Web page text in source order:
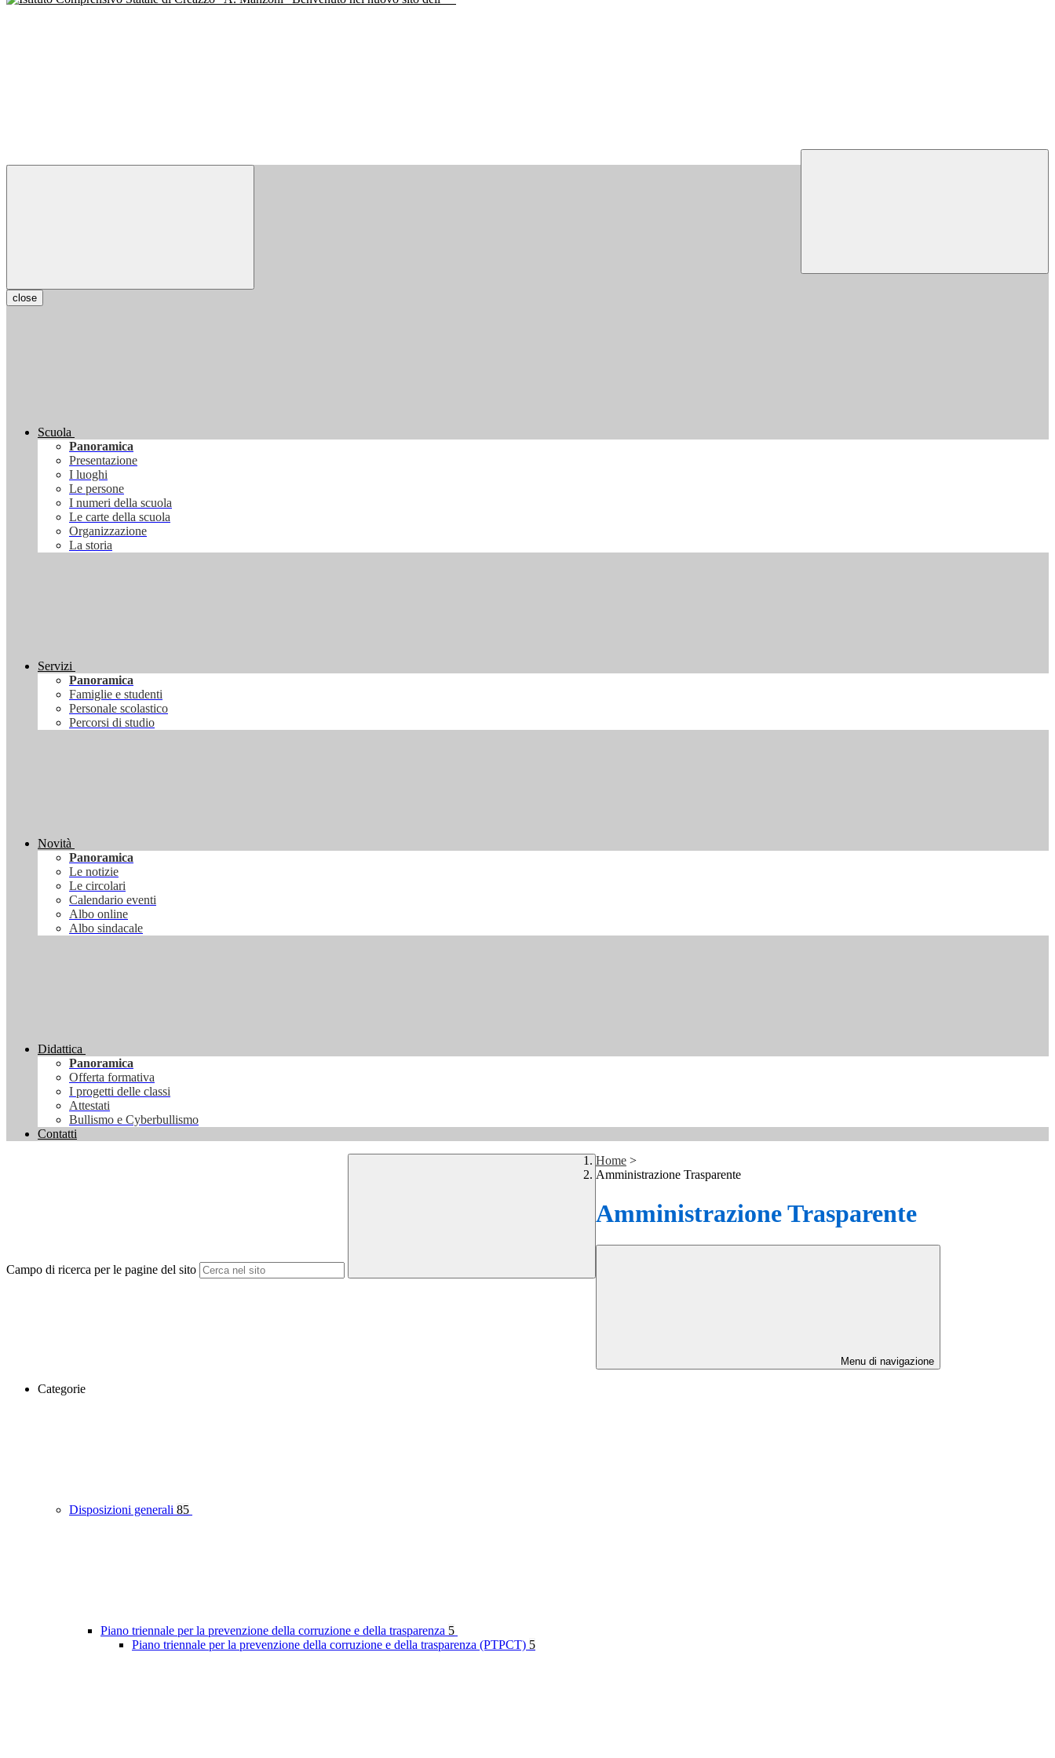
close
Scuola
Panoramica
Presentazione
I luoghi
Le persone
I numeri della scuola
Le carte della scuola
Organizzazione
La storia
Servizi
Panoramica
Famiglie e studenti
Personale scolastico
Percorsi di studio
Novità
Panoramica
Le notizie
Le circolari
Calendario eventi
Albo online
Albo sindacale
Didattica
Panoramica
Offerta formativa
I progetti delle classi
Attestati
Bullismo e Cyberbullismo
Contatti
Campo di ricerca per le pagine del sito
Home >
Amministrazione Trasparente
Amministrazione Trasparente
Menu di navigazione
Categorie
Disposizioni generali 85
Piano triennale per la prevenzione della corruzione e della trasparenza 5
Piano triennale per la prevenzione della corruzione e della trasparenza (PTPCT) 5